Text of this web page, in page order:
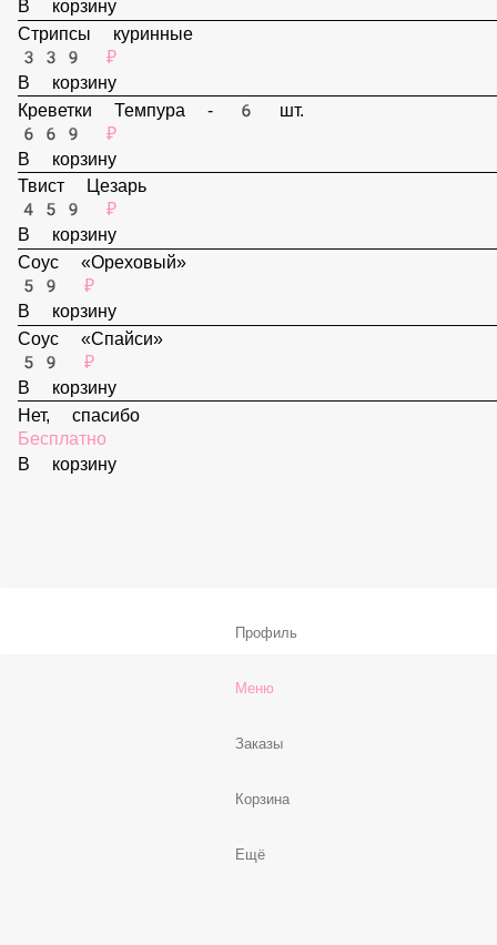
Наггетсы - 6 шт.
299 ₽
В корзину
Стрипсы куринные
339 ₽
В корзину
Креветки Темпура - 6 шт.
669 ₽
В корзину
Твист Цезарь
459 ₽
В корзину
Соус «Ореховый»
59 ₽
Профиль